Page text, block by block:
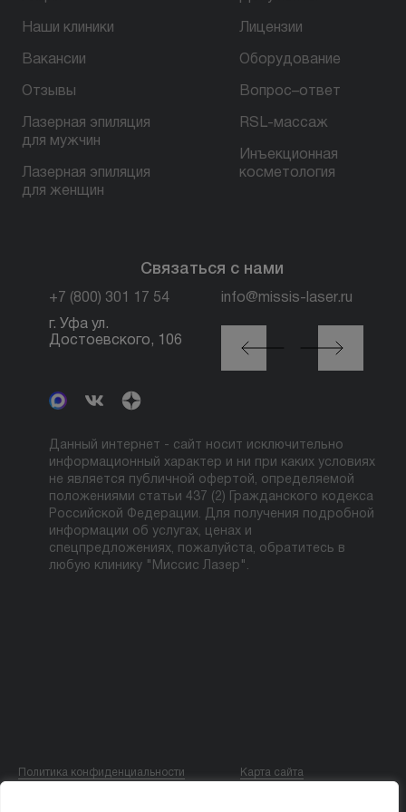
БЕСПЛАТНАЯ КОНСУЛЬТАЦИЯ
Наши клиники
Вакансии
Отзывы
Лазерная эпиляция
для мужчин
Лазерная эпиляция
для женщин
Лицензии
Оборудование
Вопрос–ответ
RSL-массаж
Инъекционная
косметология
Связаться с нами
+7 (800) 301 17 54 info@missis-laser.ru
г. Уфа ул.
Достоевского, 106
г. Москва м. Трубная,
ул. Петровка, 26, стр.
Данный интернет - сайт носит исключительно
информационный характер и ни при каких условиях
не является публичной офертой, определяемой
положениями статьи 437 (2) Гражданского кодекса
Российской Федерации. Для получения подробной
информации об услугах, ценах и
спецпредложениях, пожалуйста, обратитесь в
любую клинику "Миссис Лазер".
Политика конфиденциальности Карта сайта